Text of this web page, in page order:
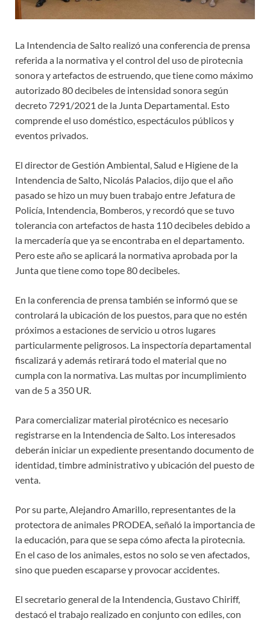
La Intendencia de Salto realizó una conferencia de prensa
referida a la normativa y el control del uso de pirotecnia
sonora y artefactos de estruendo, que tiene como máximo
autorizado 80 decibeles de intensidad sonora según
decreto 7291/2021 de la Junta Departamental. Esto
comprende el uso doméstico, espectáculos públicos y
eventos privados.
El director de Gestión Ambiental, Salud e Higiene de la
Intendencia de Salto, Nicolás Palacios, dijo que el año
pasado se hizo un muy buen trabajo entre Jefatura de
Policía, Intendencia, Bomberos, y recordó que se tuvo
tolerancia con artefactos de hasta 110 decibeles debido a
la mercadería que ya se encontraba en el departamento.
Pero este año se aplicará la normativa aprobada por la
Junta que tiene como tope 80 decibeles.
En la conferencia de prensa también se informó que se
controlará la ubicación de los puestos, para que no estén
próximos a estaciones de servicio u otros lugares​
particularmente​ peligrosos. La inspectoría departamental
fiscalizará y además retirará todo el material que no
cumpla con la normativa. Las multas por incumplimiento
van de 5 a 350 UR.
Para comercializar material pirotécnico es necesario
registrarse en la Intendencia de Salto. Los interesados
deberán iniciar un expediente presentando documento de
identidad, timbre administrativo y ubicación del puesto de
venta.
Por su parte, Alejandro Amarillo, representantes de la
protectora de animales PRODEA, señaló la importancia de
la educación, para que se sepa cómo afecta la pirotecnia.
En el caso de los animales, estos no solo se ven afectados,
sino que pueden escaparse y provocar accidentes.
El secretario general de la Intendencia, Gustavo Chiriff,
destacó el trabajo realizado en conjunto con ediles, con